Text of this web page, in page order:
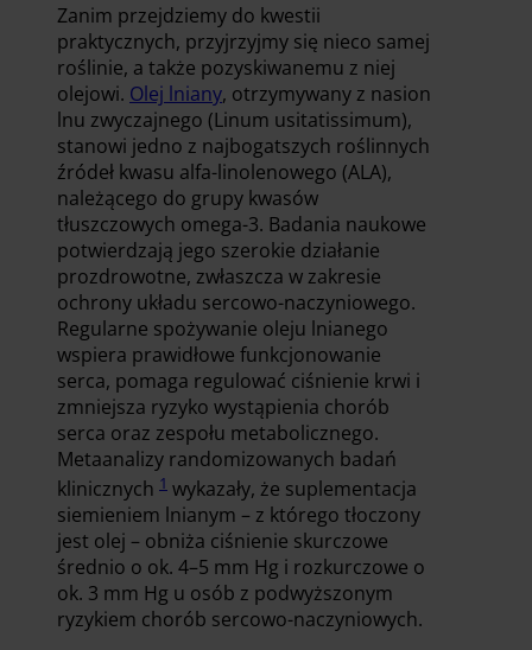
Zanim przejdziemy do kwestii
praktycznych, przyjrzyjmy się nieco samej
roślinie, a także pozyskiwanemu z niej
olejowi. Olej lniany, otrzymywany z nasion
lnu zwyczajnego (Linum usitatissimum),
stanowi jedno z najbogatszych roślinnych
źródeł kwasu alfa-linolenowego (ALA),
należącego do grupy kwasów
tłuszczowych omega-3. Badania naukowe
potwierdzają jego szerokie działanie
prozdrowotne, zwłaszcza w zakresie
ochrony układu sercowo-naczyniowego.
Regularne spożywanie oleju lnianego
wspiera prawidłowe funkcjonowanie
serca, pomaga regulować ciśnienie krwi i
zmniejsza ryzyko wystąpienia chorób
serca oraz zespołu metabolicznego.
Metaanalizy randomizowanych badań
klinicznych 1 wykazały, że suplementacja
siemieniem lnianym – z którego tłoczony
jest olej – obniża ciśnienie skurczowe
średnio o ok. 4–5 mm Hg i rozkurczowe o
ok. 3 mm Hg u osób z podwyższonym
ryzykiem chorób sercowo-naczyniowych.